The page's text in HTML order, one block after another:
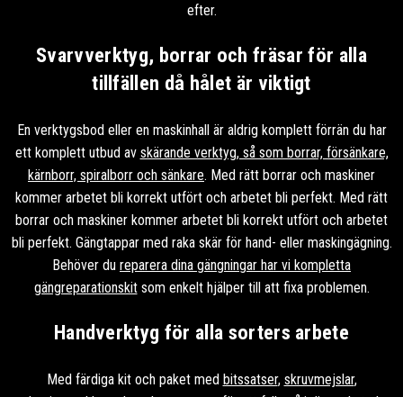
efter.
Svarvverktyg, borrar och fräsar för alla
tillfällen då hålet är viktigt
En verktygsbod eller en maskinhall är aldrig komplett förrän du har
ett komplett utbud av skärande verktyg, så som borrar, försänkare,
kärnborr, spiralborr och sänkare. Med rätt borrar och maskiner
kommer arbetet bli korrekt utfört och arbetet bli perfekt. Med rätt
borrar och maskiner kommer arbetet bli korrekt utfört och arbetet
bli perfekt. Gängtappar med raka skär för hand- eller maskingägning.
Behöver du reparera dina gängningar har vi kompletta
gängreparationskitsom enkelt hjälper till att fixa problemen.
Handverktyg för alla sorters arbete
Med färdiga kit och paket med bitssatser, skruvmejslar,